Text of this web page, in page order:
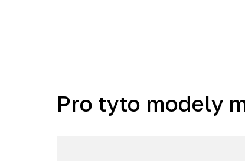
Pro tyto modely